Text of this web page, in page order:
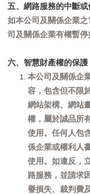
五、網路服務的中斷或
如本公司及關係企業
司及關係企業有權暫停
六、智慧財產權的保護
本公司及關係企
容，包含但不限
網站架構、網站
權，屬於誠品所
使用。任何人包
係企業或權利人
使用。如違反，
路服務，並請求
譽損失、裁判費